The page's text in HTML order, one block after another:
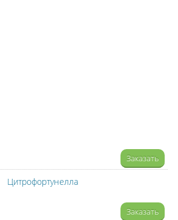
Заказать
Цитрофортунелла
Заказать